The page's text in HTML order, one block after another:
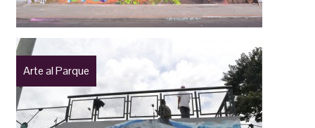
Arte al Parque